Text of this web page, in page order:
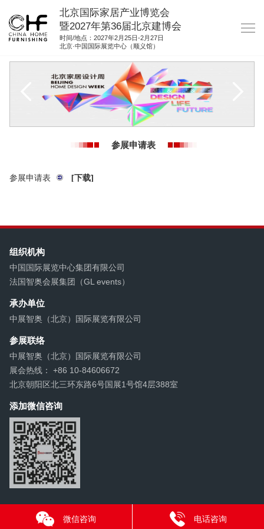
北京国际家居产业博览会
暨2027年第36届北京建博会
时间/地点：2027年2月25日-2月27日
北京·中国国际展览中心（顺义馆）
资料下载
参展申请表
参展申请表 [下载]
组织机构
中国国际展览中心集团有限公司
法国智奥会展集团（GL events）
承办单位
中展智奥（北京）国际展览有限公司
参展联络
中展智奥（北京）国际展览有限公司
展会热线： +86 10-84606672
北京朝阳区北三环东路6号国展1号馆4层388室
添加微信咨询
微信咨询 电话咨询